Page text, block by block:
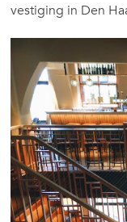
vestiging in Den